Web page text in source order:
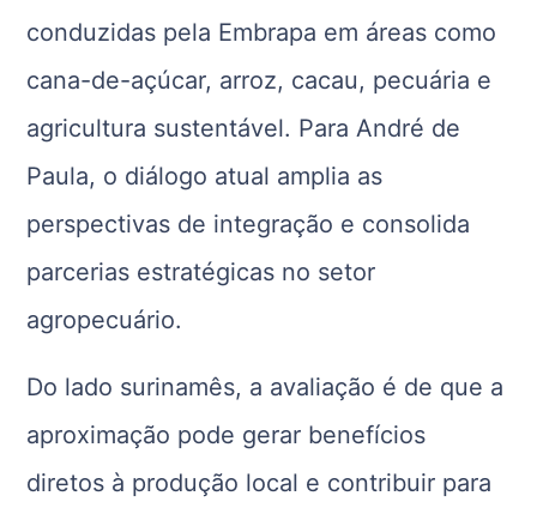
conduzidas pela Embrapa em áreas como
cana-de-açúcar, arroz, cacau, pecuária e
agricultura sustentável. Para André de
Paula, o diálogo atual amplia as
perspectivas de integração e consolida
parcerias estratégicas no setor
agropecuário.
Do lado surinamês, a avaliação é de que a
aproximação pode gerar benefícios
diretos à produção local e contribuir para